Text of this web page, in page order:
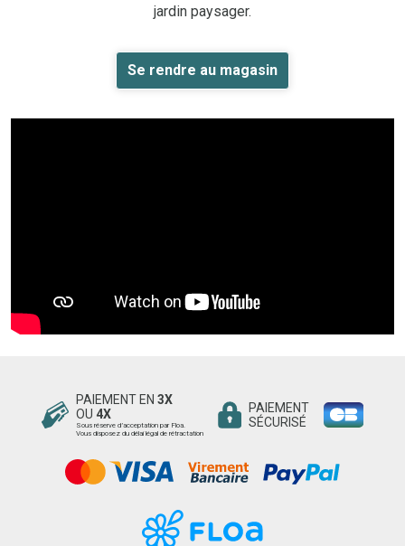
jardin paysager.
Se rendre au magasin
PAIEMENT EN 3X
OU 4X
Sous réserve d’acceptation par Floa.
Vous disposez du délai légal de rétractation
PAIEMENT
SÉCURISÉ